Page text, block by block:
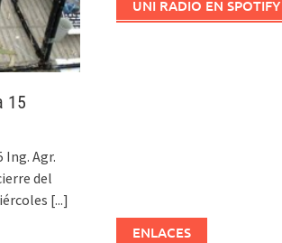
15
Ing. Agr.
del
[...]
UNI RADIO EN SPOTIFY
ENLACES